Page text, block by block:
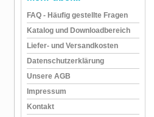
FAQ - Häufig gestellte Fragen
Katalog und Downloadbereich
Liefer- und Versandkosten
Datenschutzerklärung
Unsere AGB
Impressum
Kontakt